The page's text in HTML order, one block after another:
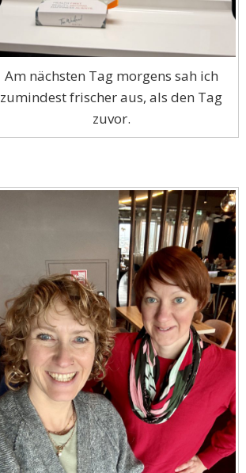
Am nächsten Tag morgens sah ich
zumindest frischer aus, als den Tag
zuvor.